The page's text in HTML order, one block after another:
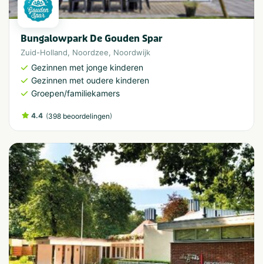
Bungalowpark De Gouden Spar
Zuid-Holland, Noordzee, Noordwijk
Gezinnen met jonge kinderen
Gezinnen met oudere kinderen
Groepen/familiekamers
4.4 (398 beoordelingen)